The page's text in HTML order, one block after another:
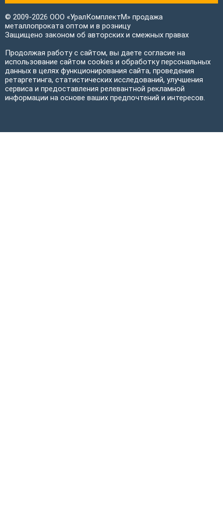
© 2009-2026 ООО «УралКомплектМ» продажа
металлопроката оптом и в розницу
Защищено законом об авторских и смежных правах
Продолжая работу с сайтом, вы даете согласие на
использование сайтом cookies и обработку персональных
данных в целях функционирования сайта, проведения
ретаргетинга, статистических исследований, улучшения
сервиса и предоставления релевантной рекламной
информации на основе ваших предпочтений и интересов.